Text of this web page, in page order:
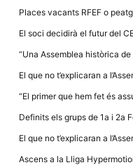
Places vacants RFEF o
El soci decidirà el futur del
“Una Assemblea històrica
El que no t’explicaran a
“El primer que hem fet és
Definits els grups de 1a i 2a
El que no t’explicaran a
Ascens a la Lliga